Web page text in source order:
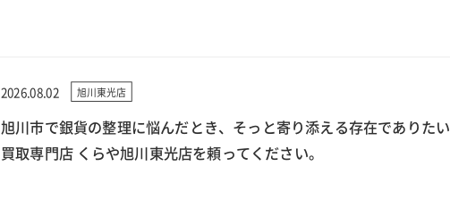
2026.08.02 旭川東光店
旭川市で銀貨の整理に悩んだとき、そっと寄り添える存在でありたい
買取専門店 くらや旭川東光店を頼ってください。